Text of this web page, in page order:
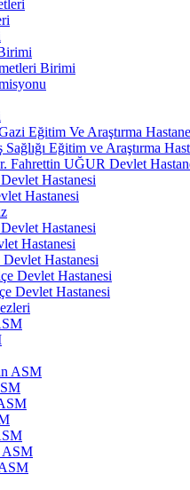
Birimi
Eğitim Ve Araştırma
Sağlığı Eğitim ve Araştırma
Fahrettin UĞUR Devlet
Hastanesi
Hastanesi
Hastanesi
Hastanesi
Hastanesi
Devlet Hastanesi
Devlet Hastanesi
ASM
ASM